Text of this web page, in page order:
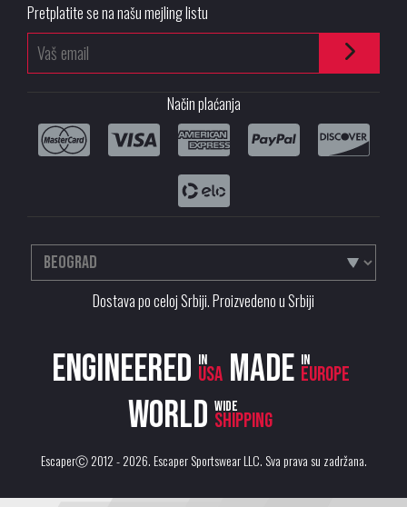
Pretplatite se na našu mejling listu
Način plaćanja
Dostava po celoj Srbiji. Proizvedeno u Srbiji
Engineered in
USA Made in
Europe
World wide
shipping
EscaperⒸ 2012 - 2026.Escaper Sportswear LLC. Sva prava su zadržana.